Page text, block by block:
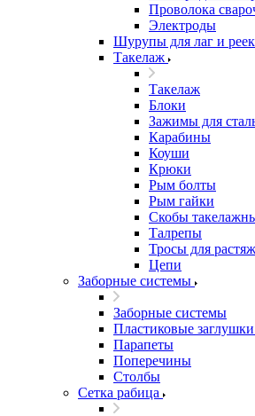
Проволока
Электроды
Шурупы для лаг и
Такелаж
Такелаж
Блоки
Зажимы для
Карабины
Коуши
Крюки
Рым болты
Рым гайки
Скобы
Талрепы
Тросы для
Цепи
Заборные системы
Заборные системы
Пластиковые
Парапеты
Поперечины
Столбы
Сетка рабица